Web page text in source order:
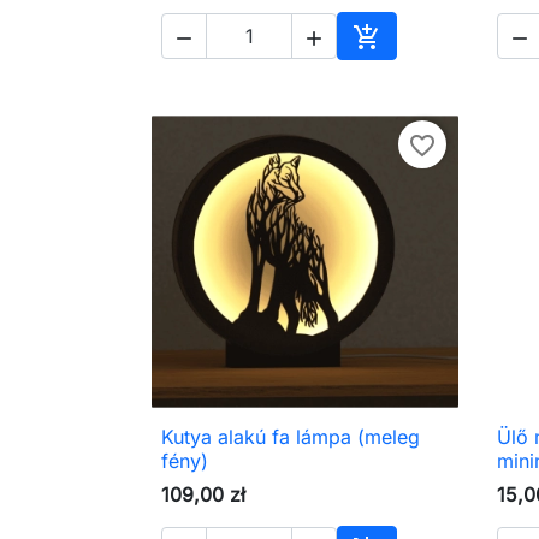
  
Kosárba

favorite_border
 Előnézet
Kutya alakú fa lámpa (meleg
fény)
109,00 zł
Ülő